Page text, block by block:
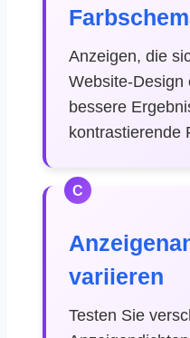
Anzeigen, die
Website-Design
bessere
kontrastierende
C
variieren
Testen Sie